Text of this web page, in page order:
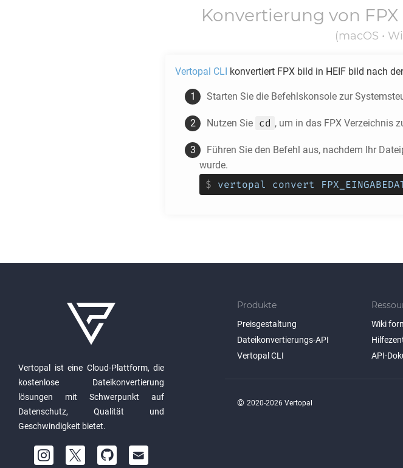
Konvertierung von FPX
(macOS •
Vertopal CLI konvertiert FPX bild in HEIF bild nach
Starten Sie die Befehlskonsole zur
Nutzen Sie cd , um in das FPX Verzeichnis
Führen Sie den Befehl aus, nachdem Ihr
wurde.
$ vertopal convert
Vertopal ist eine Cloud-Plattform, die
kostenlose Dateikonvertierung
lösungen mit Schwerpunkt auf
Datenschutz, Qualität und
Geschwindigkeit bietet.
Produkte
Preisgestaltung
Dateikonvertierungs-API
Vertopal CLI
Wiki
API-
© 2020-2026 Vertopal